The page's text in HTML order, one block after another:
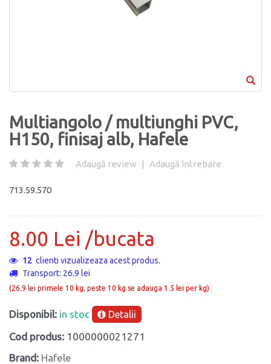
Multiangolo / multiunghi PVC,
H150, finisaj alb, Hafele
Adaugă review | Adaugă întrebare
713.59.570
8.00 Lei /bucata
12 clienti vizualizeaza acest produs.
Transport: 26.9 lei
(26.9 lei primele 10 kg, peste 10 kg se adauga 1.5 lei per kg)
Disponibil: in stoc Detalii
Cod produs: 1000000021271
Brand: Hafele